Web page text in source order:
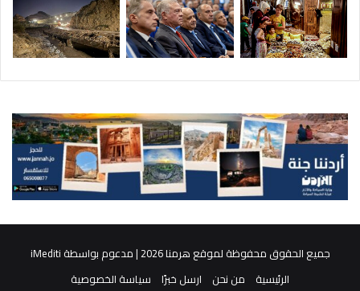
جميع الحقوق محفوظة لموقع هرمنا 2026 | مدعوم بواسطة
iMediti
الرئيسية
من نحن ارسل خبرًا سياسة الخصوصية